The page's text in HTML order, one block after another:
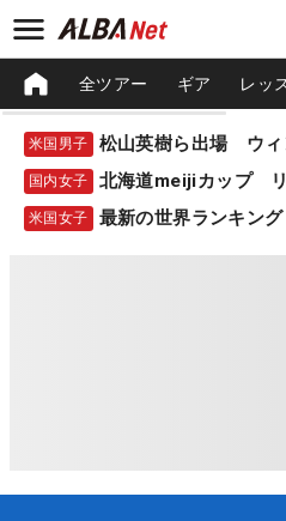
全ツアー ギア レッ
米国男子
国内女子 北海道meijiカップ
米国女子 最新の世界ランキング